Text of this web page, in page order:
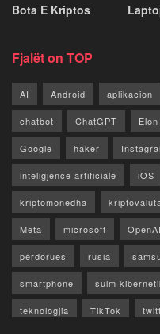
Bota E Kriptos
Fjalët on TOP
AI Android aplikacion
chatbot ChatGPT
Google haker
inteligjence artificiale iOS
kriptomonedha
Meta microsoft OpenAI
përdorues rusia
smartphone sulm
teknologjia TikTok